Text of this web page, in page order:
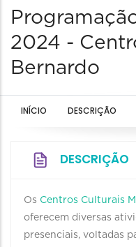
2024 -
Bernardo
INÍCIO DESCRIÇÃO
DESCRIÇÃO
Os Centros Culturais
oferecem diversas
presenciais, voltadas